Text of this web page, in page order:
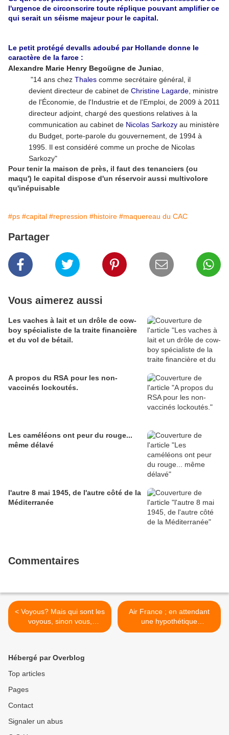
l'urgence de circonscrire toute réplique pouvant amplifier ce
qui serait un séisme majeur pour le capital.
Le petit protégé devalls adoubé par Hollande donne le
caractère de la farce :
Alexandre Marie Henry Begoügne de Juniac
"14 ans chez Thales comme secrétaire général, il
devient directeur de cabinet de Christine Lagarde , ministre
de l'Économie, de l'Industrie et de l'Emploi, de 2009 à 2011
directeur adjoint, chargé des questions relatives à la
communication au cabinet de Nicolas Sarkozy au ministère
du Budget, porte-parole du gouvernement, de 1994 à
1995 . Il est considéré comme un proche de Nicolas
Sarkozy"
Pour tenir la maison de près, il faut des tenanciers (ou
maqu') le capital dispose d'un réservoir aussi multivolore
qu'inépuisable
#ps #capital #repression #histoire #maquereau du CAC
Partager
Vous aimerez aussi
Les vaches à lait et un drôle de cow-
boy spécialiste de la traite financière
et du vol de bétail.
A propos du RSA pour les non-
vaccinés lockoutés.
Les caméléons ont peur du rouge...
même délavé
l'autre 8 mai 1945, de l'autre côté de la
Méditerranée
Commentaires
< Voyous? Mais qui sont les
voyous, sinon vous,
politiciens de droite ou de
et le désespoir!
Air France ; en attendant
une hypothétique
déclaration de soutien de la
Hébergé par Overblog
Top articles
Pages
Contact
Signaler un abus